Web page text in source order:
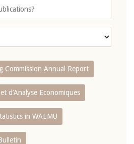
Commission Annual Report
d’Analyse Economiques
in WAEMU